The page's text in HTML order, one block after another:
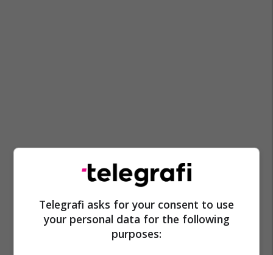
Telegrafi asks for your consent to use
your personal data for the following
purposes: